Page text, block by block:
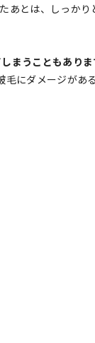
あとは、しっかり
まうこともありま
毛にダメージがあ